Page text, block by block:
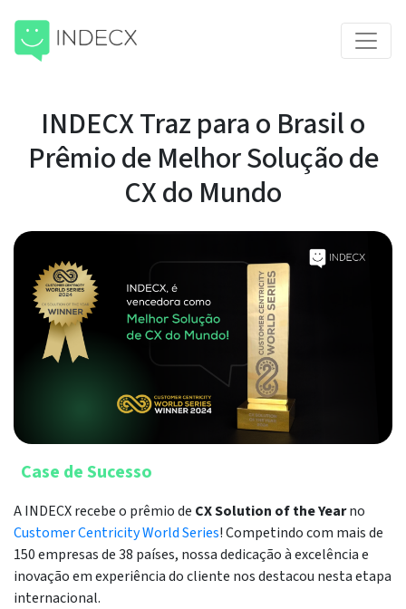
INDECX Traz para o Brasil o
Prêmio de Melhor Solução de
CX do Mundo
Case de Sucesso
A INDECX recebe o prêmio de CX Solution of the Yearno
Customer Centricity World Series! Competindo com mais de
150 empresas de 38 países, nossa dedicação à excelência e
inovação em experiência do cliente nos destacou nesta etapa
internacional.